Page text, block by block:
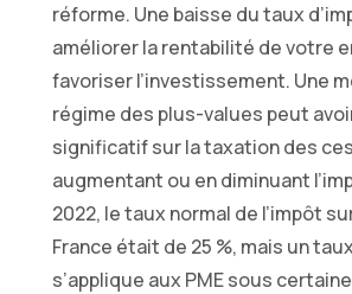
réforme. Une baisse du taux
améliorer la rentabilité de votre
favoriser l’investissement. Une
régime des plus-values peut
significatif sur la taxation des
augmentant ou en diminuant
2022, le taux normal de l’impôt
France était de 25 %, mais un
s’applique aux PME sous